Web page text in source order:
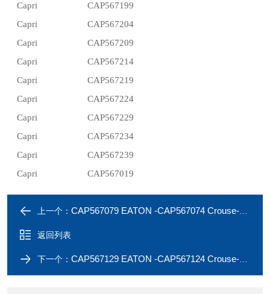
Capri
CAP567199
Capri
CAP567204
Capri
CAP567209
Capri
CAP567214
Capri
CAP567219
Capri
CAP567224
Capri
CAP567229
Capri
CAP567234
Capri
CAP567239
Capri
CAP567019
上一个： CAP567079 EATON -CAP567074 Crouse-Hinds Capri earth tag
返回列表
下一个： CAP567129 EATON -CAP567124 Crouse-Hinds Capri earth tag